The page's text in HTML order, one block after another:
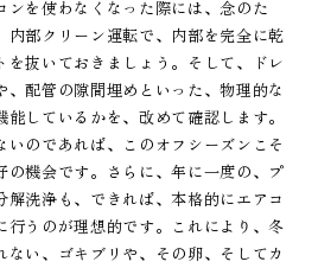
ンを使わなくなった際には、念のた
内部クリーン運転で、内部を完全に乾
を抜いておきましょう。そして、ドレ
、配管の隙間埋めといった、物理的な
しているかを、改めて確認します。
いのであれば、このオフシーズンこそ
の機会です。さらに、年に一度の、プ
解洗浄も、できれば、本格的にエアコ
行うのが理想的です。これにより、冬
ない、ゴキブリや、その卵、そしてカ